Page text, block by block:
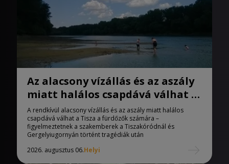
Az alacsony vízállás és az aszály
miatt halálos csapdává válhat a
Tisza
A rendkívül alacsony vízállás és az aszály miatt halálos
csapdává válhat a Tisza a fürdőzők számára –
figyelmeztetnek a szakemberek a Tiszakóródnál és
Gergelyiugornyán történt tragédiák után
2026. augusztus 06.Helyi